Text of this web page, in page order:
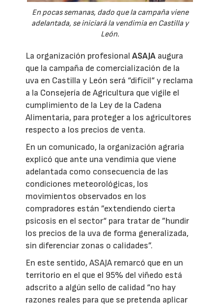
En pocas semanas, dado que la campaña viene
adelantada, se iniciará la vendimia en Castilla y
León.
La organización profesionalASAJA augura
que la campaña de comercialización de la
uva en Castilla y León será “difícil“ y reclama
a la Consejería de Agricultura que vigile el
cumplimiento de la Ley de la Cadena
Alimentaria, para proteger a los agricultores
respecto a los precios de venta.
En un comunicado, la organización agraria
explicó que ante una vendimia que viene
adelantada como consecuencia de las
condiciones meteorológicas, los
movimientos observados en los
compradores están ”extendiendo cierta
psicosis en el sector“ para tratar de ”hundir
los precios de la uva de forma generalizada,
sin diferenciar zonas o calidades”.
En este sentido, ASAJA remarcó que en un
territorio en el que el 95% del viñedo está
adscrito a algún sello de calidad “no hay
razones reales para que se pretenda aplicar